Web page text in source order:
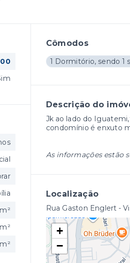
Cômodos
1 Dormitório, sendo 1
Descrição do
Jk ao lado do
condomínio é enxuto
As informações estão
Localização
Rua Gaston Englert -
+
−